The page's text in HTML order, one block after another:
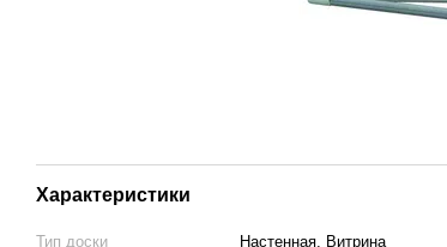
Характеристики
Тип доски
Настенная, Витрина